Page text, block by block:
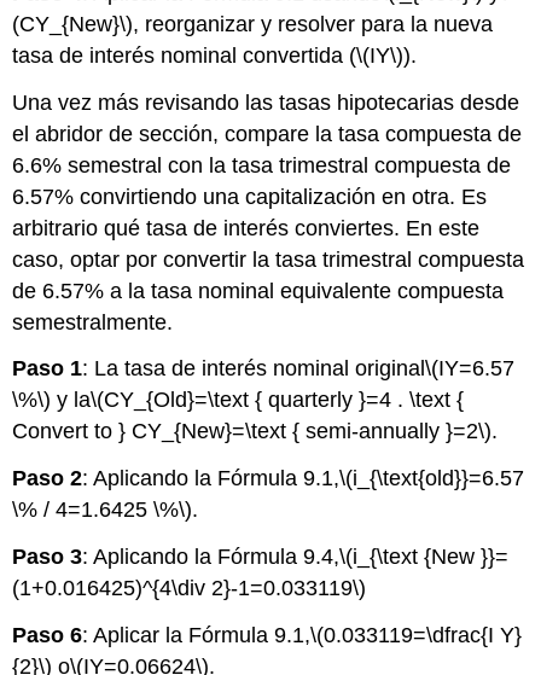
(CY_{New}\), reorganizar y resolver para la nueva
tasa de interés nominal convertida (\(IY\)).
Una vez más revisando las tasas hipotecarias desde
el abridor de sección, compare la tasa compuesta de
6.6% semestral con la tasa trimestral compuesta de
6.57% convirtiendo una capitalización en otra. Es
arbitrario qué tasa de interés conviertes. En este
caso, optar por convertir la tasa trimestral compuesta
de 6.57% a la tasa nominal equivalente compuesta
semestralmente.
Paso 1: La tasa de interés nominal original\(IY=6.57
\%\) y la\(CY_{Old}=\text { quarterly }=4 . \text {
Convert to } CY_{New}=\text { semi-annually }=2\).
Paso 2: Aplicando la Fórmula 9.1,\(i_{\text{old}}=6.57
\% / 4=1.6425 \%\).
Paso 3: Aplicando la Fórmula 9.4,\(i_{\text {New }}=
(1+0.016425)^{4\div 2}-1=0.033119\)
Paso 6: Aplicar la Fórmula 9.1,\(0.033119=\dfrac{I Y}
{2}\) o\(IY=0.06624\).